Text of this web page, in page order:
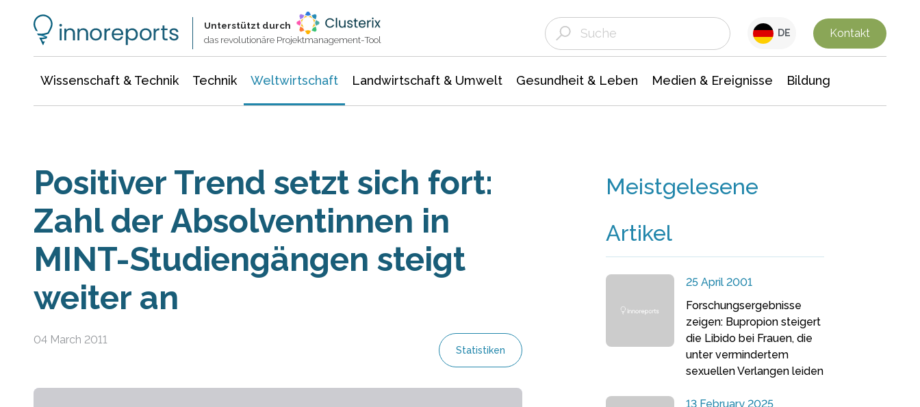
Unterstützt durch
das revolutionäre Projektmanagement-Tool
DE Kontakt
Wissenschaft & Technik Technik Weltwirtschaft Landwirtschaft & Umwelt Gesundheit & Leben Medien & Ereignisse Bildung
Positiver Trend setzt sich fort:
Zahl der Absolventinnen in
MINT-Studiengängen steigt
weiter an
04 March 2011
Statistiken
Meistgelesene
Artikel
25 April 2001
Forschungsergebnisse
zeigen: Bupropion steigert
die Libido bei Frauen, die
unter vermindertem
sexuellen Verlangen leiden
13 February 2025